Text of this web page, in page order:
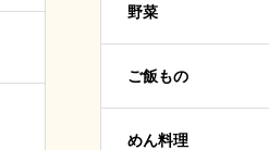
野菜
ご飯もの
めん料理